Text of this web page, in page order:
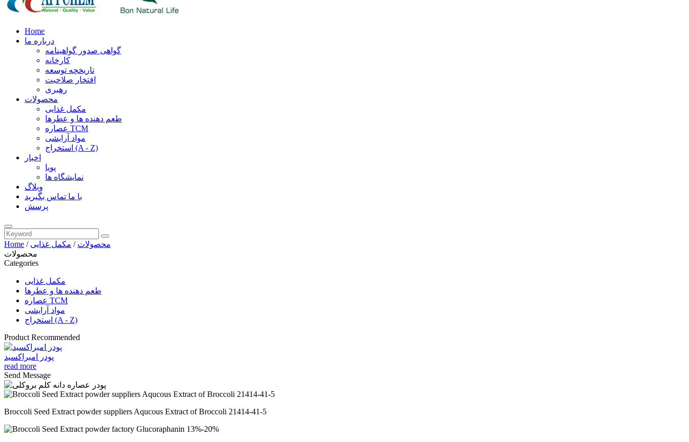
Home
درباره ما
گواهی صدور گواهینامه
کارخانه
تاریخچه توسعه
افتخار صلاحیت
رهبری
محصولات
مکمل غذایی
طعم دهنده ها و عطرها
عصاره TCM
مواد آرایشی
استخراج (A - Z)
اخبار
پویا
نمایشگاه ها
وبلاگ
با ما تماس بگیرید
پرسش
Home / محصولات / مکمل غذایی
محصولات
Categories
مکمل غذایی
طعم دهنده ها و عطرها
عصاره TCM
مواد آرایشی
استخراج (A - Z)
Product Recommended
پودر امبراکسید
read more
Send Message
Broccoli Seed Extract powder suppliers Aqucous Extract of Broccoli 21414-41-5